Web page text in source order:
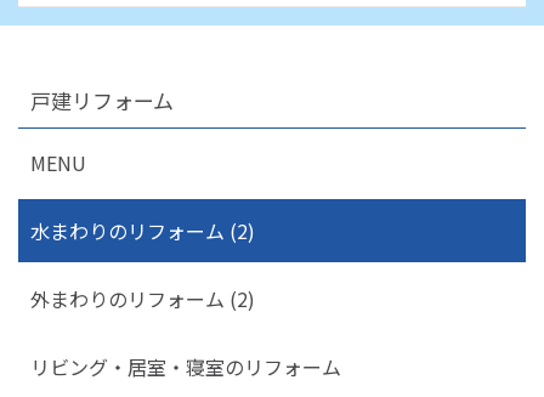
戸建リフォーム
MENU
水まわりのリフォーム (2)
外まわりのリフォーム (2)
リビング・居室・寝室のリフォーム